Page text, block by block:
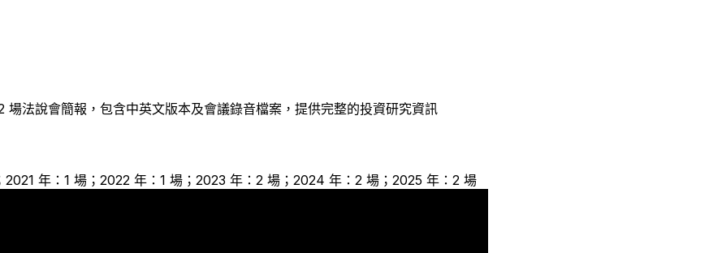
場法說會簡報，包含中英文版本及會議錄音檔案，提供完整的投資研究資訊
年：1 場；2022 年：1 場；2023 年：2 場；2024 年：2 場；2025 年：2 場